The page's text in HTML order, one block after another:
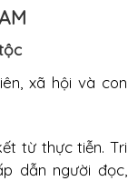
xã hội và con
từ thực tiễn. Tri
dẫn người đọc,